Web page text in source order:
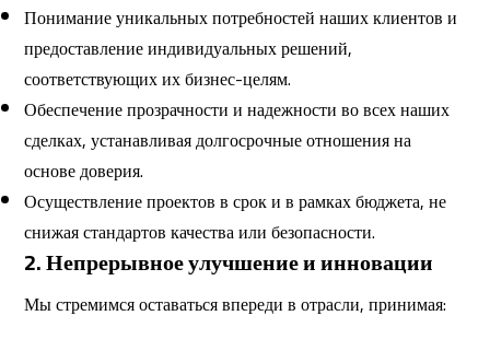
Понимание уникальных потребностей наших клиентов и
предоставление индивидуальных решений,
соответствующих их бизнес-целям.
Обеспечение прозрачности и надежности во всех наших
сделках, устанавливая долгосрочные отношения на
основе доверия.
Осуществление проектов в срок и в рамках бюджета, не
снижая стандартов качества или безопасности.
2. Непрерывное улучшение и инновации
Мы стремимся оставаться впереди в отрасли, принимая: